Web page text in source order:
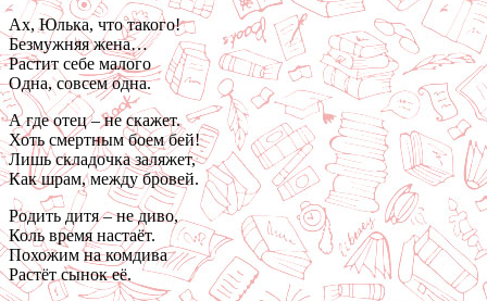
Ах, Юлька, что такого!
Безмужняя жена…
Растит себе малого
Одна, совсем одна.
А где отец – не скажет.
Хоть смертным боем бей!
Лишь складочка заляжет,
Как шрам, между бровей.
Родить дитя – не диво,
Коль время настаёт.
Похожим на комдива
Растёт сынок её.